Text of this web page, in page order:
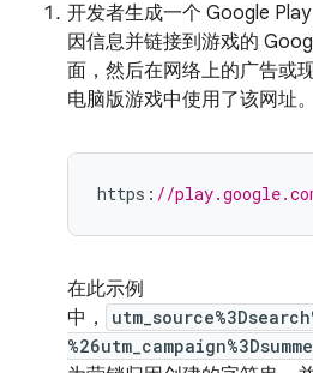
开发者生成一个 Google
因信息并链接到游戏的
面，然后在网络上的广告或
电脑版游戏中使用了该网址
https : //
在此示例
中，